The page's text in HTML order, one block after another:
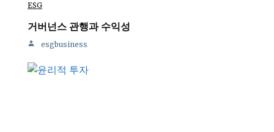
ESG
거버넌스 관행과 수익성
esgbusiness